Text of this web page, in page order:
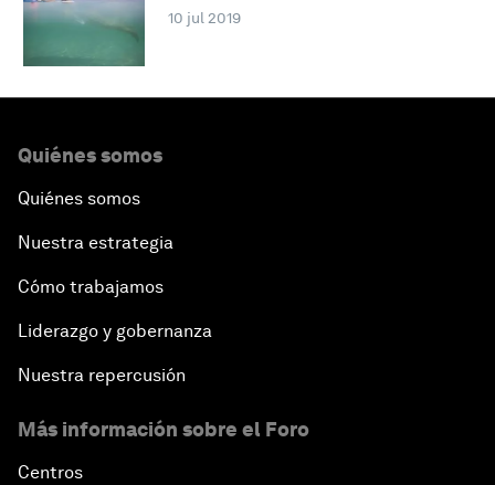
10 jul 2019
Quiénes somos
Quiénes somos
Nuestra estrategia
Cómo trabajamos
Liderazgo y gobernanza
Nuestra repercusión
Más información sobre el Foro
Centros